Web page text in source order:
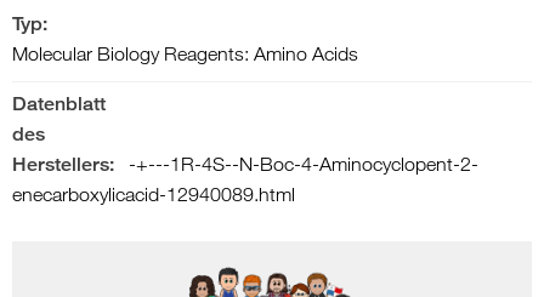
Typ:
Molecular Biology Reagents: Amino Acids
Datenblatt
des
Herstellers:
-+---1R-4S--N-Boc-4-Aminocyclopent-2-
enecarboxylicacid-12940089.html